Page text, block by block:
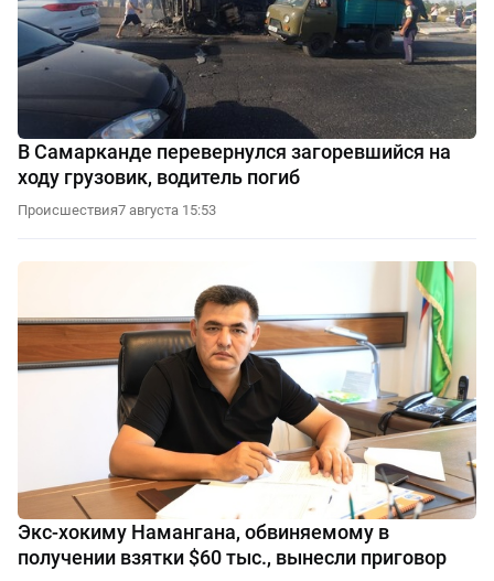
В Самарканде перевернулся загоревшийся на
ходу грузовик, водитель погиб
Происшествия7 августа 15:53
Экс-хокиму Намангана, обвиняемому в
получении взятки $60 тыс., вынесли приговор